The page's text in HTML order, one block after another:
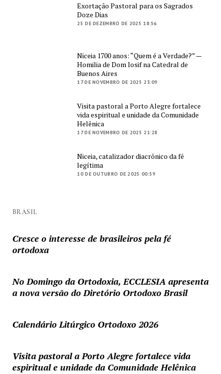
Exortação Pastoral para os Sagrados
Doze Dias
25 DE DEZEMBRO DE 2025 18:56
Niceia 1700 anos: “Quem é a Verdade?” —
Homilia de Dom Iosif na Catedral de
Buenos Aires
17 DE NOVEMBRO DE 2025 23:09
Visita pastoral a Porto Alegre fortalece
vida espiritual e unidade da Comunidade
Helênica
17 DE NOVEMBRO DE 2025 21:28
Niceia, catalizador diacrônico da fé
legítima
10 DE OUTUBRO DE 2025 00:59
BRASIL
Cresce o interesse de brasileiros pela fé
ortodoxa
No Domingo da Ortodoxia, ECCLESIA apresenta
a nova versão do Diretório Ortodoxo Brasil
Calendário Litúrgico Ortodoxo 2026
Visita pastoral a Porto Alegre fortalece vida
espiritual e unidade da Comunidade Helênica